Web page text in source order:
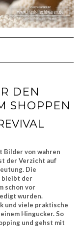
DEN
SHOPPEN
Bilder von wahren
der Verzicht auf
Die
bleibt der
schon vor
wurden.
und viele praktische
Hingucker. So
und gehst mit